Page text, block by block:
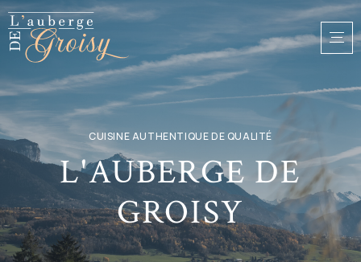
CUISINE AUTHENTIQUE DE QUALITÉ
L'AUBERGE DE
GROISY